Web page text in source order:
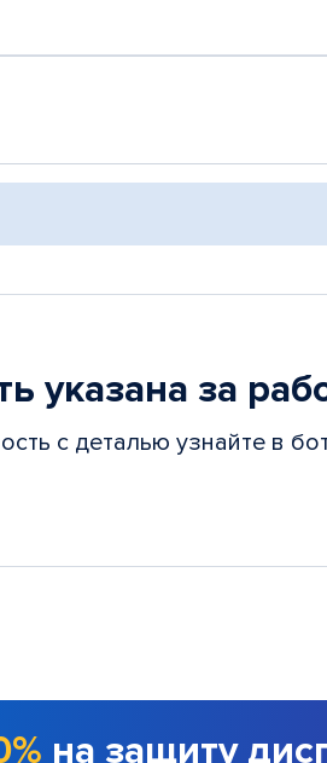
указана за
с деталью узнайте в
на защиту